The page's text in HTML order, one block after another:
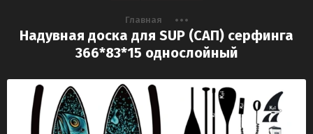
Главная
Надувная доска для SUP (САП) серфинга
366*83*15 однослойный